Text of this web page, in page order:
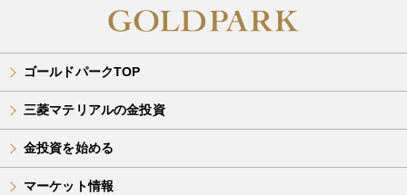
ゴールドパークTOP
三菱マテリアルの金投資
金投資を始める
マーケット情報